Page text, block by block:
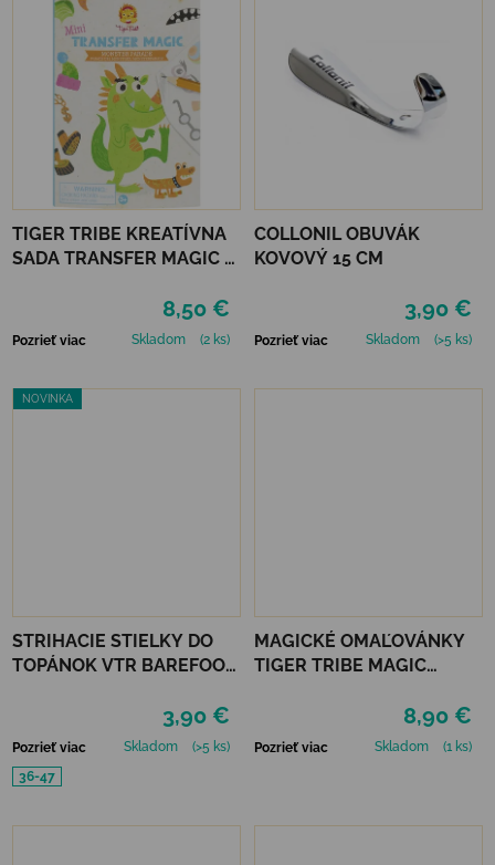
TIGER TRIBE KREATÍVNA
SADA TRANSFER MAGIC -
8,50 €
Pozrieť viac Skladom (2 ks)
COLLONIL OBUVÁK
KOVOVÝ 15 CM
3,90 €
Pozrieť viac Skladom (>5 ks)
NOVINKA
STRIHACIE STIELKY DO
TOPÁNOK VTR BAREFOOT
3,90 €
Pozrieť viac Skladom
(>5 ks)
36-47
MAGICKÉ OMAĽOVÁNKY
TIGER TRIBE MAGIC
8,90 €
Pozrieť viac Skladom (1 ks)